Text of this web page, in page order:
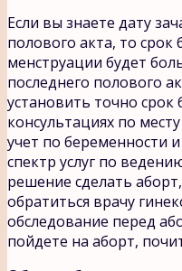
Если вы знаете дату
полового акта, то срок
менструации будет
последнего полового
установить точно
консультациях по
учет по беременности
спектр услуг по
решение сделать
обратиться врачу
обследование перед
пойдете на аборт,